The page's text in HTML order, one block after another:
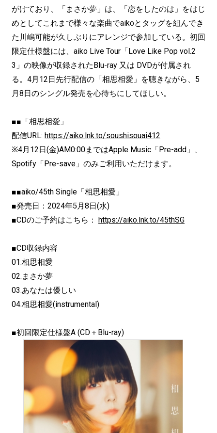
がけており、「まさか夢」は、「恋をしたのは」をはじ
めとしてこれまで様々な楽曲でaikoとタッグを組んでき
た川嶋可能が久しぶりにアレンジで参加している。初回
限定仕様盤には、aiko Live Tour「Love Like Pop vol.2
3」の映像が収録されたBlu-ray 又は DVDが付属され
る。4月12日先行配信の「相思相愛」を聴きながら、5
月8日のシングル発売を心待ちにしてほしい。
■■「相思相愛」
配信URL: https://aiko.lnk.to/soushisouai412
※4月12日(金)AM0:00まではApple Music「Pre-add」、
Spotify「Pre-save」のみご利用いただけます。
■■aiko/45th Single「相思相愛」
■発売日：2024年5月8日(水)
■CDのご予約はこちら： https://aiko.lnk.to/45thSG
■CD収録内容
01.相思相愛
02.まさか夢
03.あなたは優しい
04.相思相愛(instrumental)
■初回限定仕様盤A (CD＋Blu-ray)